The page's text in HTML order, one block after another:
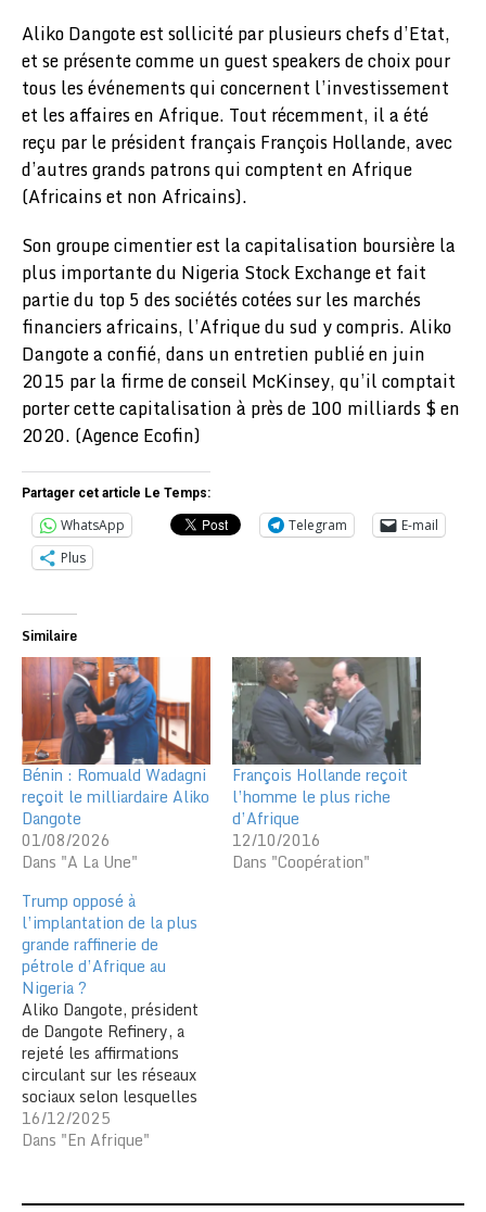
Aliko Dangote est sollicité par plusieurs chefs d’Etat,
et se présente comme un guest speakers de choix pour
tous les événements qui concernent l’investissement
et les affaires en Afrique. Tout récemment, il a été
reçu par le président français François Hollande, avec
d’autres grands patrons qui comptent en Afrique
(Africains et non Africains).
Son groupe cimentier est la capitalisation boursière la
plus importante du Nigeria Stock Exchange et fait
partie du top 5 des sociétés cotées sur les marchés
financiers africains, l’Afrique du sud y compris. Aliko
Dangote a confié, dans un entretien publié en juin
2015 par la firme de conseil McKinsey, qu’il comptait
porter cette capitalisation à près de 100 milliards $ en
2020. (Agence Ecofin)
Partager cet article Le Temps:
WhatsApp Telegram
E-mail
Plus
Similaire
Bénin : Romuald Wadagni
reçoit le milliardaire Aliko
Dangote
01/08/2026
Dans "A La Une"
François Hollande reçoit
l’homme le plus riche
d’Afrique
12/10/2016
Dans "Coopération"
Trump opposé à
l’implantation de la plus
grande raffinerie de
pétrole d’Afrique au
Nigeria ?
Aliko Dangote, président
de Dangote Refinery, a
rejeté les affirmations
circulant sur les réseaux
sociaux selon lesquelles
le président des États-
Unis, Donald Trump,
grande raffinerie de
16/12/2025
Dans "En Afrique"